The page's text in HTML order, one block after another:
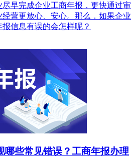
早完成企业工商年报，更快通过审
营更放心、安心。那么，如果企业
信息有误的会怎样呢？
哪些常见错误？工商年报办理